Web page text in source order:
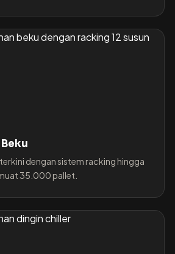
dengan sistem racking hingga
35.000 pallet.